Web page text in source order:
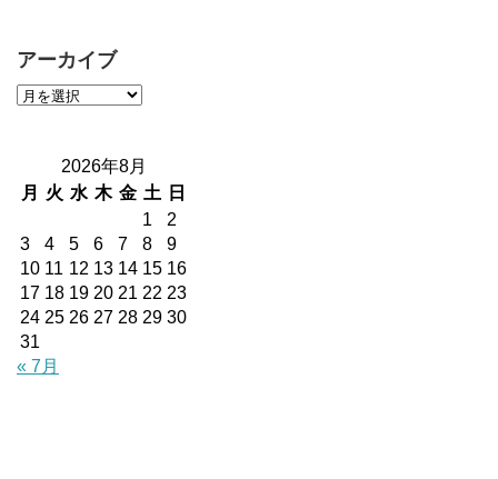
アーカイブ
2026年8月
月
火 水 木 金 土
日
1
2
3
4 5 6 7 8
9
10 11 12 13 14 15 16
17 18 19 20 21 22 23
24 25 26 27 28 29 30
31
« 7月